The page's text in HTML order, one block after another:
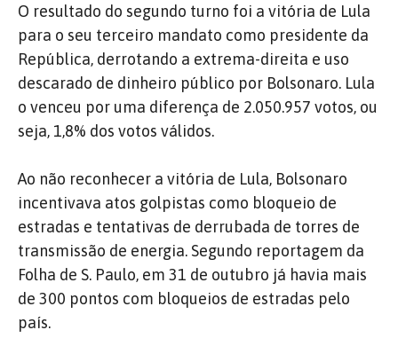
O resultado do segundo turno foi a vitória de Lula
para o seu terceiro mandato como presidente da
República, derrotando a extrema-direita e uso
descarado de dinheiro público por Bolsonaro. Lula
o venceu por uma diferença de 2.050.957 votos, ou
seja, 1,8% dos votos válidos.
Ao não reconhecer a vitória de Lula, Bolsonaro
incentivava atos golpistas como bloqueio de
estradas e tentativas de derrubada de torres de
transmissão de energia. Segundo reportagem da
Folha de S. Paulo, em 31 de outubro já havia mais
de 300 pontos com bloqueios de estradas pelo
país.